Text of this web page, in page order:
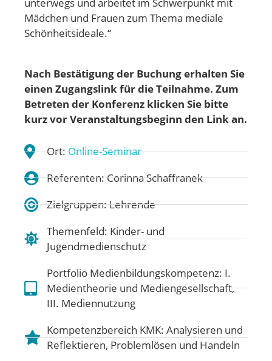
Mädchen und Frauen zum Thema mediale
Schönheitsideale.“
Nach Bestätigung der Buchung erhalten Sie
einen Zugangslink für die Teilnahme. Zum
Betreten der Konferenz klicken Sie bitte
kurz vor Veranstaltungsbeginn den Link an.
Ort:Online-Seminar
Referenten: Corinna Schaffranek
Zielgruppen: Lehrende
Themenfeld: Kinder- und
Jugendmedienschutz
Portfolio Medienbildungskompetenz: I.
Medientheorie und Mediengesellschaft,
III. Mediennutzung
Kompetenzbereich KMK: Analysieren und
Reflektieren, Problemlösen und Handeln